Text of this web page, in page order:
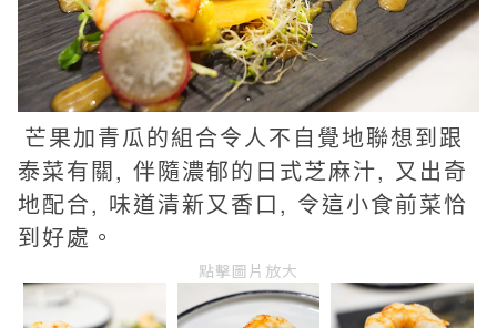
芒果加青瓜的組合令人不自覺地聯想到跟
泰菜有關, 伴隨濃郁的日式芝麻汁, 又出奇
地配合, 味道清新又香口, 令這小食前菜恰
到好處。
點擊圖片放大